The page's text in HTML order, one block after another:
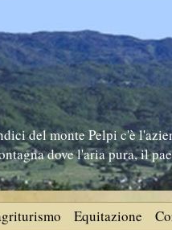
del monte Pelpi c'è
dove l'aria pura, il
Equitazione